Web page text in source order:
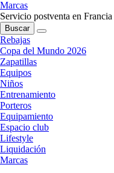
Marcas
Servicio postventa en Francia
Buscar
Rebajas
Copa del Mundo 2026
Zapatillas
Equipos
Niños
Entrenamiento
Porteros
Equipamiento
Espacio club
Lifestyle
Liquidación
Marcas